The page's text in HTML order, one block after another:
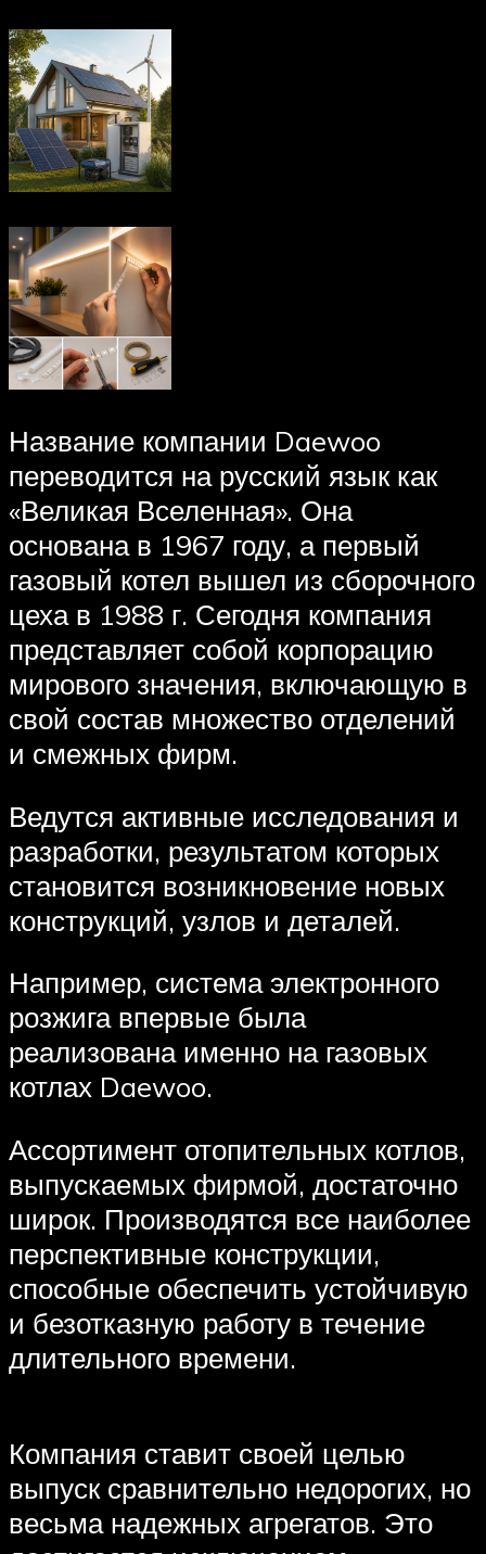
Название компании Daewoo
переводится на русский язык как
«Великая Вселенная». Она
основана в 1967 году, а первый
газовый котел вышел из сборочного
цеха в 1988 г. Сегодня компания
представляет собой корпорацию
мирового значения, включающую в
свой состав множество отделений
и смежных фирм.
Ведутся активные исследования и
разработки, результатом которых
становится возникновение новых
конструкций, узлов и деталей.
Например, система электронного
розжига впервые была
реализована именно на газовых
котлах Daewoo.
Ассортимент отопительных котлов,
выпускаемых фирмой, достаточно
широк. Производятся все наиболее
перспективные конструкции,
способные обеспечить устойчивую
и безотказную работу в течение
длительного времени.
Компания ставит своей целью
выпуск сравнительно недорогих, но
весьма надежных агрегатов. Это